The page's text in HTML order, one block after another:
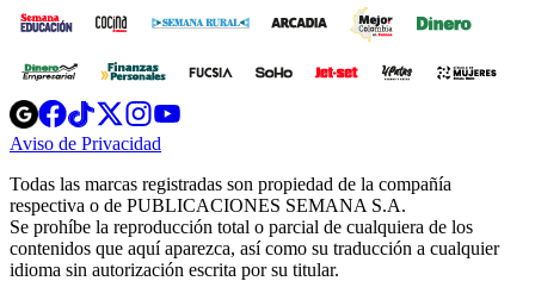
Opens
in
new
Opens
in
new
Opens
in
new
window
Opens
new
windowwindow
Aviso de Privacidad
new
window
Todas las marcas registradas son propiedad de la compañía
respectiva o de PUBLICACIONES SEMANA S.A.
Se prohíbe la reproducción total o parcial de cualquiera de los
contenidos que aquí aparezca, así como su traducción a cualquier
idioma sin autorización escrita por su titular.